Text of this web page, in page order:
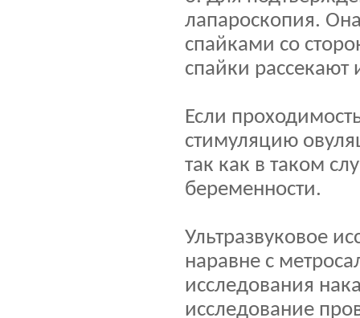
лапароскопия.
спайками со
спайки рассекают
Если
стимуляцию
так как в таком
беременности.
Ультразвуковое
наравне с
исследования
исследование